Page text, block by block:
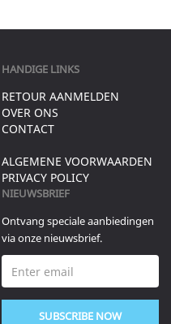
HANDIGE LINKS
RETOUR AANMELDEN
OVER ONS
CONTACT
ALGEMENE VOORWAARDEN
PRIVACY POLICY
NIEUWSBRIEF
Ontvang speciale aanbiedingen
via onze nieuwsbrief.
SUBSCRIBE NOW